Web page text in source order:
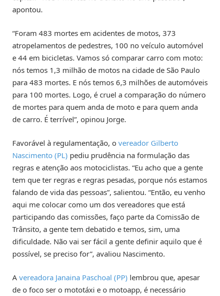
apontou.
“Foram 483 mortes em acidentes de motos, 373
atropelamentos de pedestres, 100 no veículo automóvel
e 44 em bicicletas. Vamos só comparar carro com moto:
nós temos 1,3 milhão de motos na cidade de São Paulo
para 483 mortes. E nós temos 6,3 milhões de automóveis
para 100 mortes. Logo, é cruel a comparação do número
de mortes para quem anda de moto e para quem anda
de carro. É terrível”, opinou Jorge.
Favorável à regulamentação, o vereador Gilberto
Nascimento (PL) pediu prudência na formulação das
regras e atenção aos motociclistas. “Eu acho que a gente
tem que ter regras e regras pesadas, porque nós estamos
falando de vida das pessoas”, salientou. “Então, eu venho
aqui me colocar como um dos vereadores que está
participando das comissões, faço parte da Comissão de
Trânsito, a gente tem debatido e temos, sim, uma
dificuldade. Não vai ser fácil a gente definir aquilo que é
possível, se preciso for”, avaliou Nascimento.
A vereadora Janaina Paschoal (PP) lembrou que, apesar
de o foco ser o mototáxi e o motoapp, é necessário